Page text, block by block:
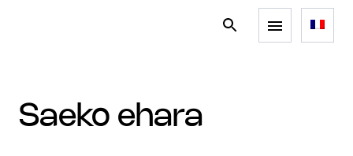
saeko ehara